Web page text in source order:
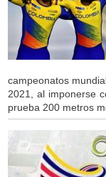
campeonatos
2021, al imponerse
prueba 200 metros